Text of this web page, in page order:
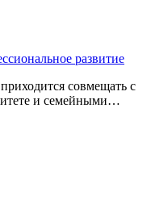
развитие
совмещать с
и семейными…